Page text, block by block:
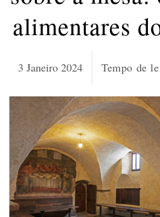
alimentares
3 Janeiro 2024 Tempo de